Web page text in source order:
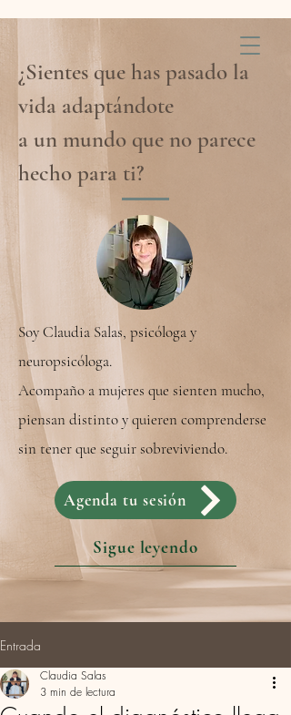
¿Sientes que has pasado la
vida adaptándote
a un mundo que no parece
hecho para ti?
Soy Claudia Salas, psicóloga y
neuropsicóloga.
Acompaño a mujeres que sienten mucho,
piensan distinto y quieren comprenderse
sin tener que seguir sobreviviendo.
Agenda tu sesión
Sigue leyendo
Entrada
Claudia Salas
3 min de lectura